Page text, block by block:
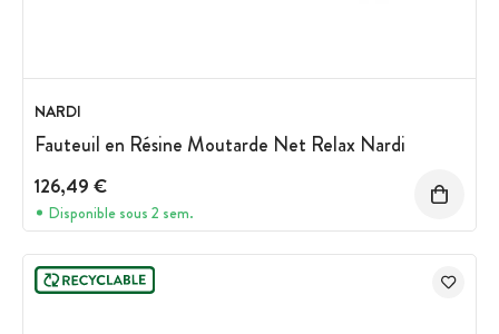
NARDI
Fauteuil en Résine Moutarde Net Relax Nardi
126,49 €
Disponible sous 2 sem.